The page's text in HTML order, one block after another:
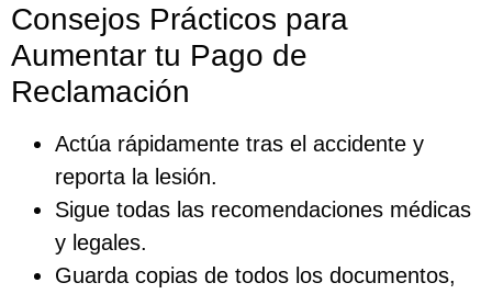
Consejos Prácticos para
Aumentar tu Pago de
Reclamación
Actúa rápidamente tras el accidente y
reporta la lesión.
Sigue todas las recomendaciones médicas
y legales.
Guarda copias de todos los documentos,